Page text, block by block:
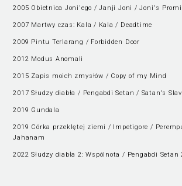
2005 Obietnica Joni'ego / Janji Joni / Joni's
2007 Martwy czas: Kala / Kala / Deadtime
2009 Pintu Terlarang / Forbidden Door
2012 Modus Anomali
2015 Zapis moich zmysłów / Copy of my Mind
2017 Słudzy diabła / Pengabdi Setan / Satan's
2019 Gundala
2019 Córka przeklętej ziemi / Impetigore /
Jahanam
2022 Słudzy diabła 2: Wspólnota / Pengabdi